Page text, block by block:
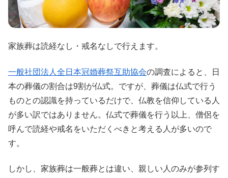
家族葬は読経なし・戒名なしで行えます。
一般社団法人全日本冠婚葬祭互助協会の調査によると、日
本の葬儀の割合は9割が仏式。ですが、葬儀は仏式で行う
ものとの認識を持っているだけで、仏教を信仰している人
が多い訳ではありません。仏式で葬儀を行う以上、僧侶を
呼んで読経や戒名をいただくべきと考える人が多いので
す。
しかし、家族葬は一般葬とは違い、親しい人のみが参列す